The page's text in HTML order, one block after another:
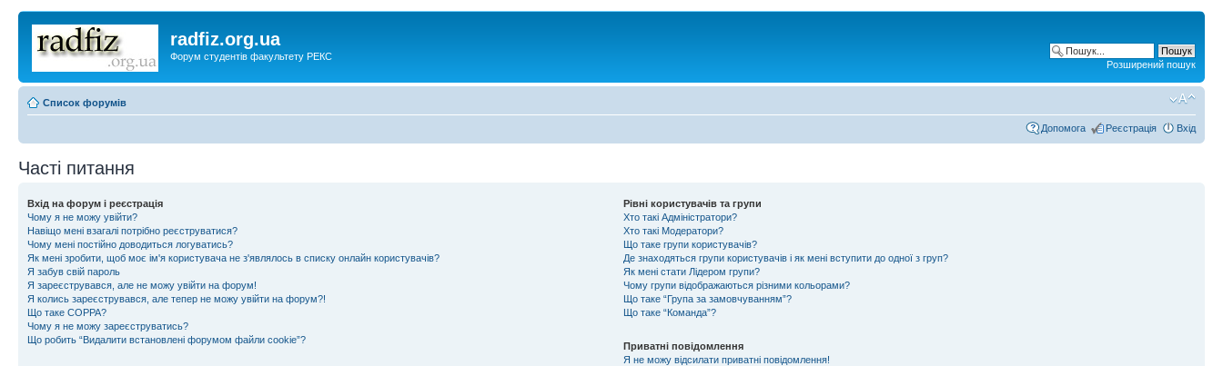
radfiz.org.ua
Форум студентів факультету РЕКС
Розширений пошук
Список форумів
Допомога Реєстрація Вхід
Часті питання
Вхід на форум і реєстрація
Чому я не можу увійти?
Навіщо мені взагалі потрібно реєструватися?
Чому мені постійно доводиться логуватись?
Як мені зробити, щоб моє ім'я користувача не з'являлось в списку онлайн користувачів?
Я забув свій пароль
Я зареєструвався, але не можу увійти на форум!
Я колись зареєструвався, але тепер не можу увійти на форум?!
Що таке COPPA?
Чому я не можу зареєструватись?
Що робить “Видалити встановлені форумом файли cookie”?
Рівні користувачів та групи
Хто такі Адміністратори?
Хто такі Модератори?
Що таке групи користувачів?
Де знаходяться групи користувачів і як мені вступити до одної з груп?
Як мені стати Лідером групи?
Чому групи відображаються різними кольорами?
Що таке “Група за замовчуванням”?
Що таке “Команда”?
Приватні повідомлення
Я не можу відсилати приватні повідомлення!